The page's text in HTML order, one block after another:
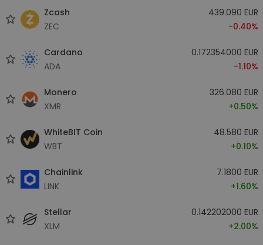
Zcash
ZEC
439.090 EUR
-0.40%
Cardano
ADA
0.172354000 EUR
-1.10%
Monero
XMR
326.080 EUR
+0.50%
WhiteBIT Coin
WBT
48.580 EUR
+0.10%
Chainlink
LINK
7.1800 EUR
+1.60%
Stellar
XLM
0.142202000 EUR
+2.00%